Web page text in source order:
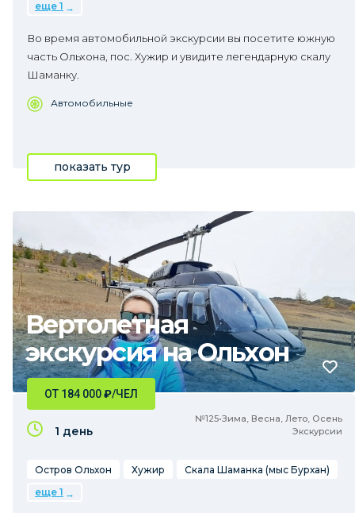
еще 1
Во время автомобильной экскурсии вы посетите южную
часть Ольхона, пос. Хужир и увидите легендарную скалу
Шаманку.
Автомобильные
показать тур
Вертолетная
экскурсия на Ольхон
№125•Зима, Весна, Лето, Осень
Экскурсии
ОТ 184 000₽/ЧЕЛ
1 день
Остров Ольхон Хужир
Скала Шаманка (мыс Бурхан)
еще 1